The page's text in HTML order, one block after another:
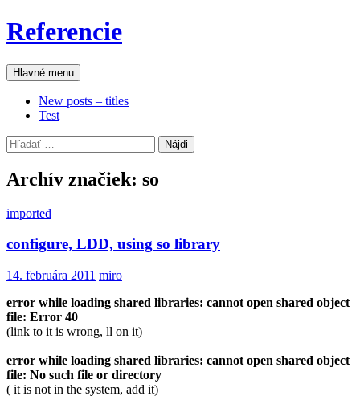
Preskočiť
na
Referencie
Hľadať
Hlavné menu
New posts – titles
Test
Hľadať:
Archív značiek: so
imported
configure, LDD, using so library
14. februára 2011 miro
error while loading shared libraries: cannot open shared object
file: Error 40
(link to it is wrong, ll on it)
error while loading shared libraries: cannot open shared object
file: No such file or directory
( it is not in the system, add it)